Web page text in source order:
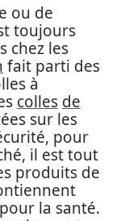
ou de
toujours
chez les
fait parti des
à
colles de
sur les
pour
il est tout
produits de
la santé.